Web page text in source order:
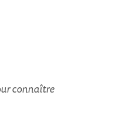
connaître